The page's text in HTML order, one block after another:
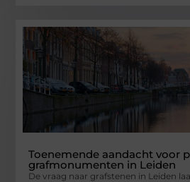
Toenemende aandacht voor
grafmonumenten in Leiden
De vraag naar grafstenen in Leiden